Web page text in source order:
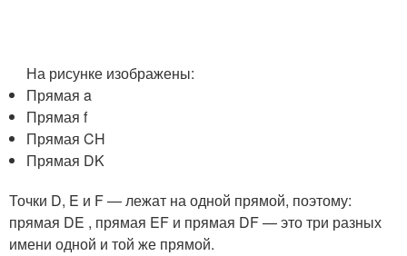
На рисунке изображены:
Прямая a
Прямая f
Прямая CH
Прямая DK
Точки D, E и F — лежат на одной прямой, поэтому:
прямая DE , прямая EF и прямая DF — это три разных
имени одной и той же прямой.